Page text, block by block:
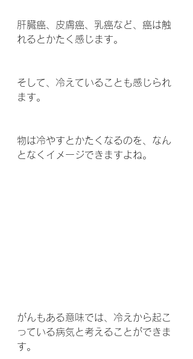
肝臓癌、皮膚癌、乳癌など、癌は触
れるとかたく感じます。
そして、冷えていることも感じられ
ます。
物は冷やすとかたくなるのを、なん
となくイメージできますよね。
がんもある意味では、冷えから起こ
っている病気と考えることができま
す。